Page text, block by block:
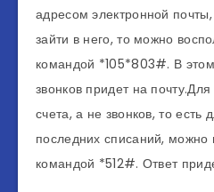
адресом электронной
зайти в него, то можно
командой *105*803#. В этом
звонков придет на
счета, а не звонков, то есть
последних списаний, можно
командой *512#. Ответ